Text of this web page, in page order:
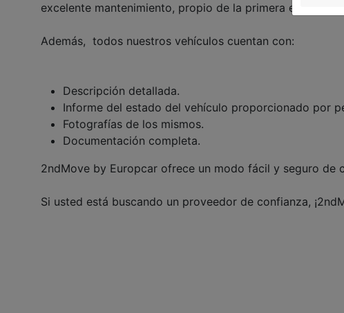
excelente mantenimiento, propio de la primera empresa
Además, todos nuestros vehículos cuentan con:
Descripción detallada.
Informe del estado del vehículo proporcionado por
Fotografías de los mismos.
Documentación completa.
2ndMove by Europcar ofrece un modo fácil y seguro
Si usted está buscando un proveedor de confianza,